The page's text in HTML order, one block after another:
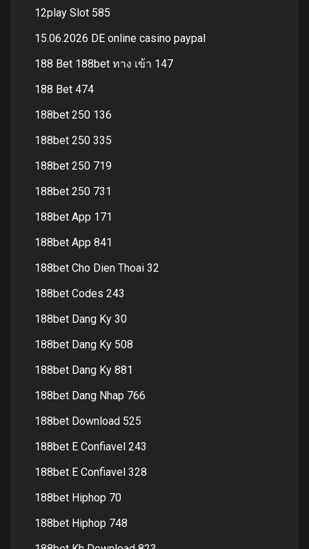
12play Slot 585
15.06.2026 DE online casino paypal
188 Bet 188bet ทาง เข้า 147
188 Bet 474
188bet 250 136
188bet 250 335
188bet 250 719
188bet 250 731
188bet App 171
188bet App 841
188bet Cho Dien Thoai 32
188bet Codes 243
188bet Dang Ky 30
188bet Dang Ky 508
188bet Dang Ky 881
188bet Dang Nhap 766
188bet Download 525
188bet E Confiavel 243
188bet E Confiavel 328
188bet Hiphop 70
188bet Hiphop 748